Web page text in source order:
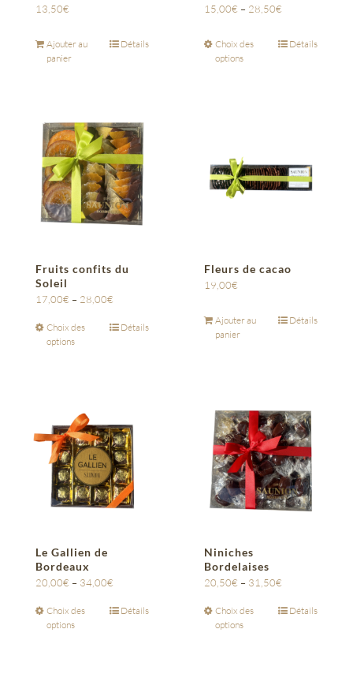
13,50€
Ajouter au
panier
Détails
15,00€ – 28,50€
Choix des
options
Détails
Fruits confits du
Soleil
17,00€ – 28,00€
Choix des
options
Détails
Fleurs de cacao
19,00€
Ajouter au
panier
Détails
Le Gallien de
Bordeaux
20,00€ – 34,00€
Choix des
options
Détails
Niniches
Bordelaises
20,50€ – 31,50€
Choix des
options
Détails